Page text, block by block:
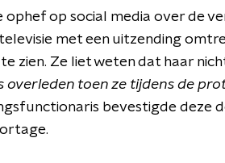
ophef op social media over de
met een uitzending
zien. Ze liet weten dat haar
overleden toen ze tijdens de
bevestigde deze